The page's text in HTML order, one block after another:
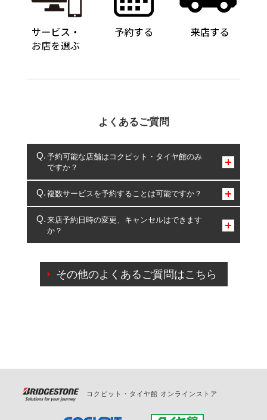
よくあるご質問
予約可能な店舗はコクピット・タイヤ館のみ
ですか？
コクピット・タイヤ館のみとなります。
複数サービスを予約することは可能ですか？
複数サービスのご予約は可能です。
一部の商品・サービスの組み合わせに限り、同時にご予約が
出来ないものもございます。
来店予約日時の変更、キャンセルはできます
か？
ご来店予約日の3営業日前を過ぎている場合のご予約
の日時変更につきましては、直接ご予約の店舗まで
その他のよくあるご質問はこちら
コクピット・タイヤ館 オンラインストア